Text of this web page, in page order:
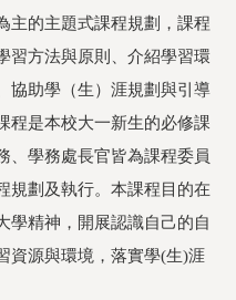
主的主題式課程規劃，課程
習方法與原則、介紹學習環
協助學（生）涯規劃與引導
程是本校大一新生的必修課
、學務處長官皆為課程委員
規劃及執行。本課程目的在
學精神，開展認識自己的自
資源與環境，落實學(生)涯